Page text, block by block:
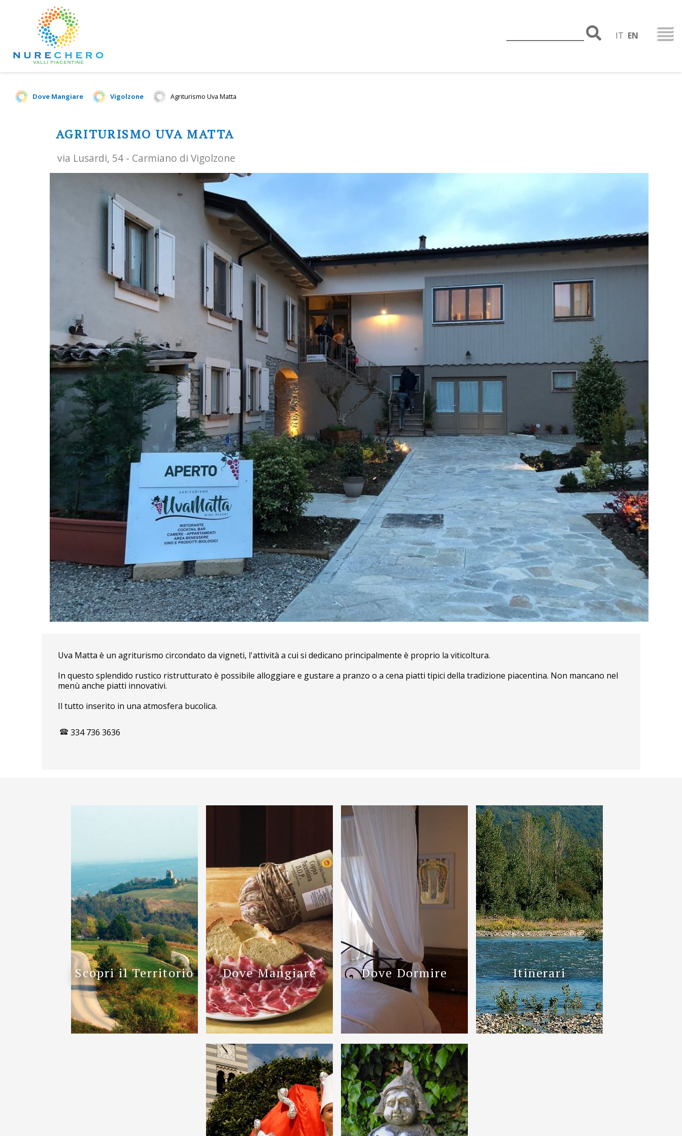
IT EN
Dove Mangiare Vigolzone Agriturismo Uva Matta
AGRITURISMO UVA MATTA
via Lusardi, 54 - Carmiano di Vigolzone
Uva Matta è un agriturismo circondato da vigneti, l'attività a cui si dedicano principalmente è proprio la viticoltura.
In questo splendido rustico ristrutturato è possibile alloggiare e gustare a pranzo o a cena piatti tipici della tradizione piacentina. Non mancano nel
menù anche piatti innovativi.
Il tutto inserito in una atmosfera bucolica.
334 736 3636
Scopri il Territorio Dove Mangiare Dove Dormire Itinerari